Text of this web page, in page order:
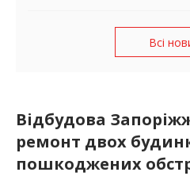
Всі
Відбудова
ремонт двох
пошкоджених